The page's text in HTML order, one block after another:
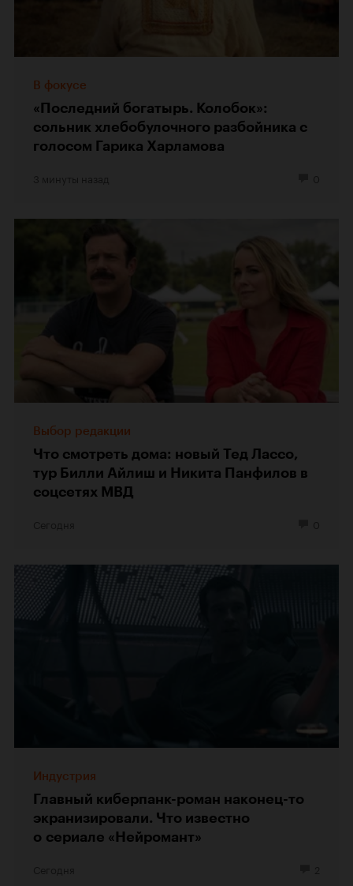
В фокусе
«Последний богатырь. Колобок»:
сольник хлебобулочного разбойника с
голосом Гарика Харламова
Выбор редакции
Что смотреть дома: новый Тед Лассо,
тур Билли Айлиш и Никита Панфилов в
соцсетях МВД
Индустрия
Главный киберпанк-роман наконец-то
экранизировали. Что известно
о сериале «Нейромант»